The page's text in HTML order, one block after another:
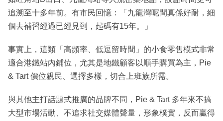
追溯至十多年前。有市民回憶：「九龍灣呢間真係好耐，細
個去補習經過已經見到，起碼有15年。」
事實上，這類「高頻率、低逗留時間」的小食零售模式非常
適合港鐵站內鋪位，尤其是地鐵顧客以順手購買為主，Pie
& Tart 價位親民、選擇多樣，切合上班族所需。
與其他主打話題式推廣的品牌不同，Pie & Tart 多年來不搞
大型市場活動、不追求社交媒體聲量，形象樸實，反而贏得